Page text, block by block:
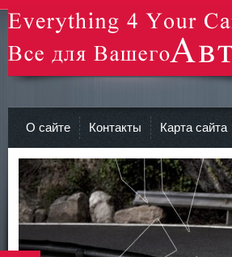
avto-zv.ru - Все для Вашего авто
О сайте Контакты Карта сайта